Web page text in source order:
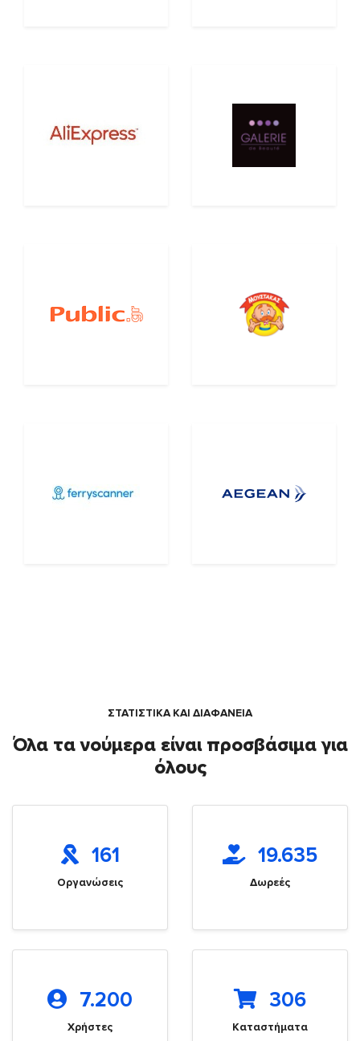
ΣΤΑΤΙΣΤΙΚΑ ΚΑΙ ΔΙΑΦΑΝΕΙΑ
Όλα τα νούμερα είναι προσβάσιμα για
όλους
161
Οργανώσεις
19.635
Δωρεές
7.200
Χρήστες
306
Καταστήματα